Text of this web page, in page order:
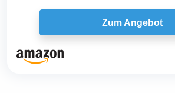
Zum Angebot